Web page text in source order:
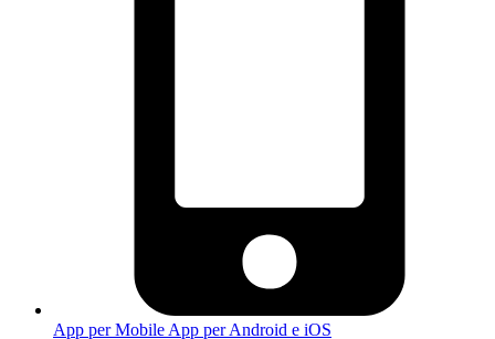
App per Mobile App per Android e iOS